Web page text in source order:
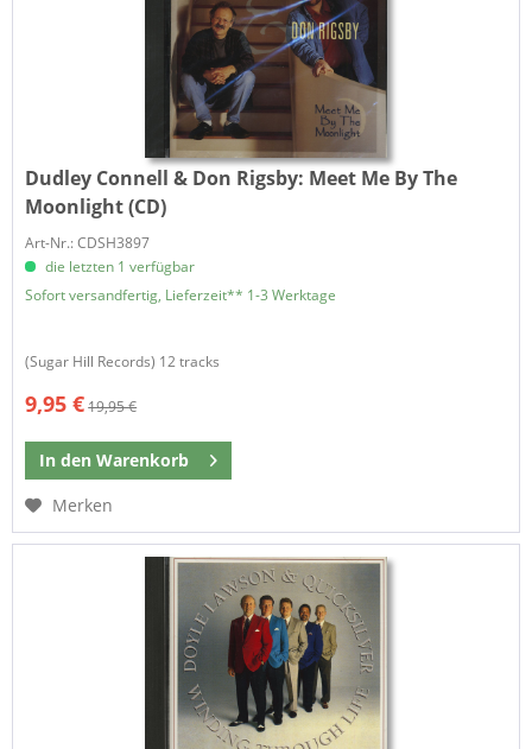
Dudley Connell & Don Rigsby: Meet Me By The
Moonlight (CD)
Art-Nr.: CDSH3897
die letzten 1 verfügbar
Sofort versandfertig, Lieferzeit** 1-3 Werktage
​(Sugar Hill Records) 12 tracks
9,95 €19,95 €
In den Warenkorb
Merken